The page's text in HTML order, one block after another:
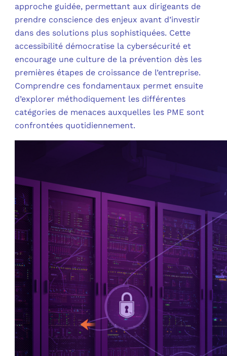
approche guidée, permettant aux dirigeants de
prendre conscience des enjeux avant d’investir
dans des solutions plus sophistiquées. Cette
accessibilité démocratise la cybersécurité et
encourage une culture de la prévention dès les
premières étapes de croissance de l’entreprise.
Comprendre ces fondamentaux permet ensuite
d’explorer méthodiquement les différentes
catégories de menaces auxquelles les PME sont
confrontées quotidiennement.